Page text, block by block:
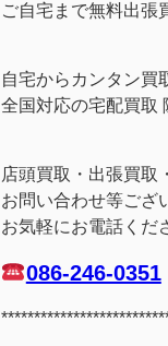
ご自宅まで無料出張
自宅からカンタン買
全国対応の宅配買取
店頭買取・出張買取
お問い合わせ等ござ
お気軽にお電話く
086-246-0351